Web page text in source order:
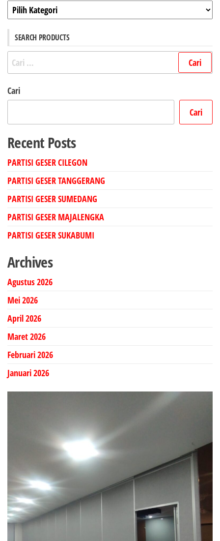
Kategori
SEARCH PRODUCTS
Cari
untuk:
Cari
Cari
Recent Posts
PARTISI GESER CILEGON
PARTISI GESER TANGGERANG
PARTISI GESER SUMEDANG
PARTISI GESER MAJALENGKA
PARTISI GESER SUKABUMI
Archives
Agustus 2026
Mei 2026
April 2026
Maret 2026
Februari 2026
Januari 2026